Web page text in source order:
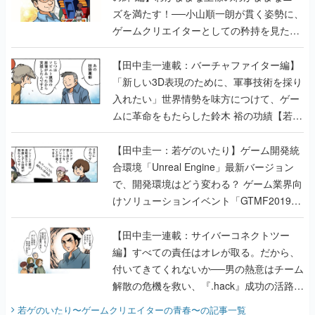
ズを満たす！──小山順一朗が貫く姿勢に、
ゲームクリエイターとしての矜持を見た
【若ゲのいたり最終回】
【田中圭一連載：バーチャファイター編】
「新しい3D表現のために、軍事技術を採り
入れたい」世界情勢を味方につけて、ゲー
ムに革命をもたらした鈴木 裕の功績【若ゲ
のいたり】
【田中圭一：若ゲのいたり】ゲーム開発統
合環境「Unreal Engine」最新バージョン
で、開発環境はどう変わる？ ゲーム業界向
けソリューションイベント「GTMF2019」
に行って、より理解を深めよう【PR】
【田中圭一連載：サイバーコネクトツー
編】すべての責任はオレが取る。だから、
付いてきてくれないか──男の熱意はチーム
解散の危機を救い、『.hack』成功の活路を
若ゲのいたり〜ゲームクリエイターの青春〜の記事一覧